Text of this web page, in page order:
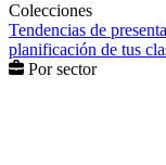
Colecciones
Tendencias de
planificación de tus
Por sector